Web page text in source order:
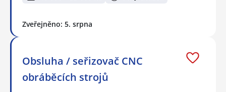
Zveřejněno: 5. srpna
Obsluha / seřizovač CNC
obráběcích strojů